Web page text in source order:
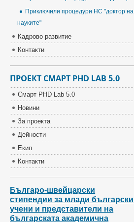
Приключили процедури НС "доктор на
науките"
Кадрово развитие
Контакти
ПРОЕКТ СМАРТ PHD LAB 5.0
Смарт PHD Lab 5.0
Новини
За проекта
Дейности
Екип
Контакти
Българо-швейцарски
стипендии за млади български
учени и представители на
българската академична